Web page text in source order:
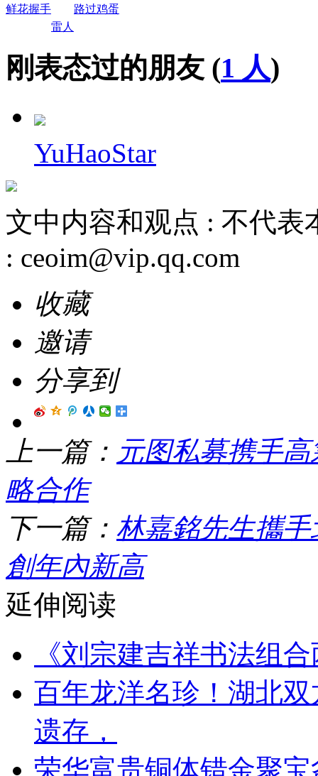
鲜花握手
雷人
路过鸡蛋
刚表态过的朋友 (1 人)
YuHaoStar
文中内容和观点 : 不代表
: ceoim@vip.qq.com
收藏
邀请
分享到
上一篇： 元图私募携手
略合作
下一篇： 林嘉銘先生攜
創年內新高
延伸阅读
《刘宗建吉祥书法组
百年龙洋名珍！湖北
遗存，
荣华富贵铜体错金聚